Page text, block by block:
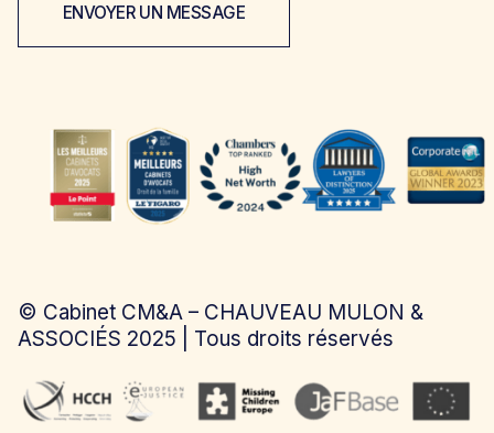
ENVOYER UN MESSAGE
© Cabinet CM&A – CHAUVEAU MULON &
ASSOCIÉS 2025 | Tous droits réservés